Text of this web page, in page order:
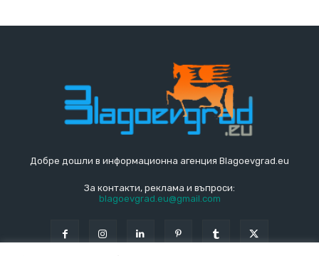
Добре дошли в информационна агенция Blagoevgrad.eu
За контакти, реклама и въпроси:
blagoevgrad.eu@gmail.com